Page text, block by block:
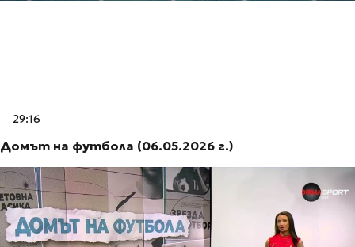
29:16
Домът на футбола (06.05.2026 г.)